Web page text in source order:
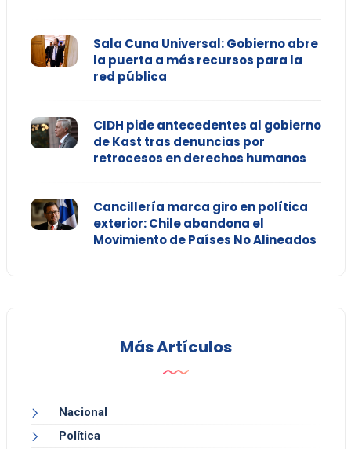
Sala Cuna Universal: Gobierno abre
la puerta a más recursos para la
red pública
CIDH pide antecedentes al gobierno
de Kast tras denuncias por
retrocesos en derechos humanos
Cancillería marca giro en política
exterior: Chile abandona el
Movimiento de Países No Alineados
Más Artículos
Nacional
Política